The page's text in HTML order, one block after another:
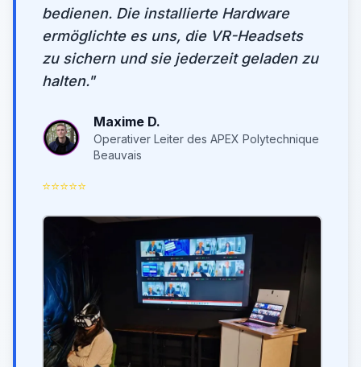
bedienen. Die installierte Hardware
ermöglichte es uns, die VR-Headsets
zu sichern und sie jederzeit geladen zu
halten."
Maxime D.
Operativer Leiter des APEX Polytechnique
Beauvais
⭐⭐⭐⭐⭐